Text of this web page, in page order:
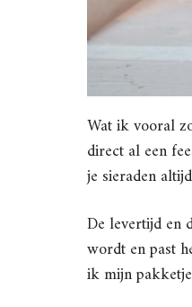
Wat ik vooral
direct al een
je sieraden
De levertijd en
wordt en past
ik mijn